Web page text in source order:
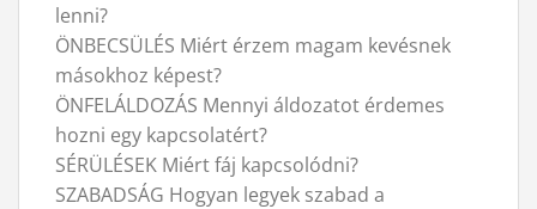
lenni?
ÖNBECSÜLÉS Miért érzem magam kevésnek
másokhoz képest?
ÖNFELÁLDOZÁS Mennyi áldozatot érdemes
hozni egy kapcsolatért?
SÉRÜLÉSEK Miért fáj kapcsolódni?
SZABADSÁG Hogyan legyek szabad a